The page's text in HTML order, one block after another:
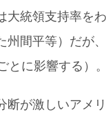
大統領支持率を
州間平等）だが
とに影響する）。
断が激しいアメ